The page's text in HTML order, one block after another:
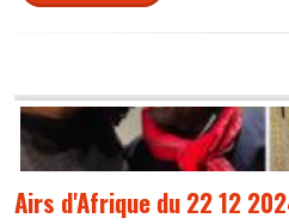
Airs d'Afrique du 22 12